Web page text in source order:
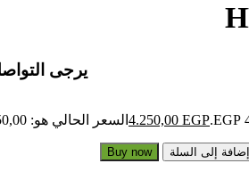
يرجى
4.250,00 EGP السعر الحالي هو: 4.250,00 EGP.
إضافة إلى السلة Buy now